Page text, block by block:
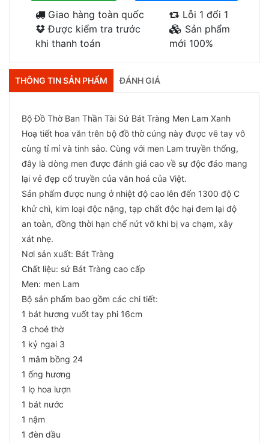
Giao hàng toàn quốc
Được kiểm tra trước
khi thanh toán
Lỗi 1 đổi 1
Sản phẩm
mới 100%
THÔNG TIN SẢN PHẨM ĐÁNH GIÁ
Bộ Đồ Thờ Ban Thần Tài Sứ Bát Tràng Men Lam Xanh
Hoạ tiết hoa văn trên bộ đồ thờ cúng này được vẽ tay vô
cùng tỉ mỉ và tinh sảo. Cùng với men Lam truyền thống,
đây là dòng men được đánh giá cao về sự độc đáo mang
lại vẻ đẹp cổ truyền của văn hoá của Việt.
Sản phẩm được nung ở nhiệt độ cao lên đến 1300 độ C
khử chì, kim loại độc nặng, tạp chất độc hại đem lại độ
an toàn, đồng thời hạn chế nứt vỡ khi bị va chạm, xây
xát nhẹ.
Nơi sản xuất: Bát Tràng
Chất liệu: sứ Bát Tràng cao cấp
Men: men Lam
Bộ sản phẩm bao gồm các chi tiết:
1 bát hương vuốt tay phi 16cm
3 choé thờ
1 kỷ ngai 3
1 mâm bồng 24
1 ống hương
1 lọ hoa lượn
1 bát nước
1 nậm
1 đèn dầu